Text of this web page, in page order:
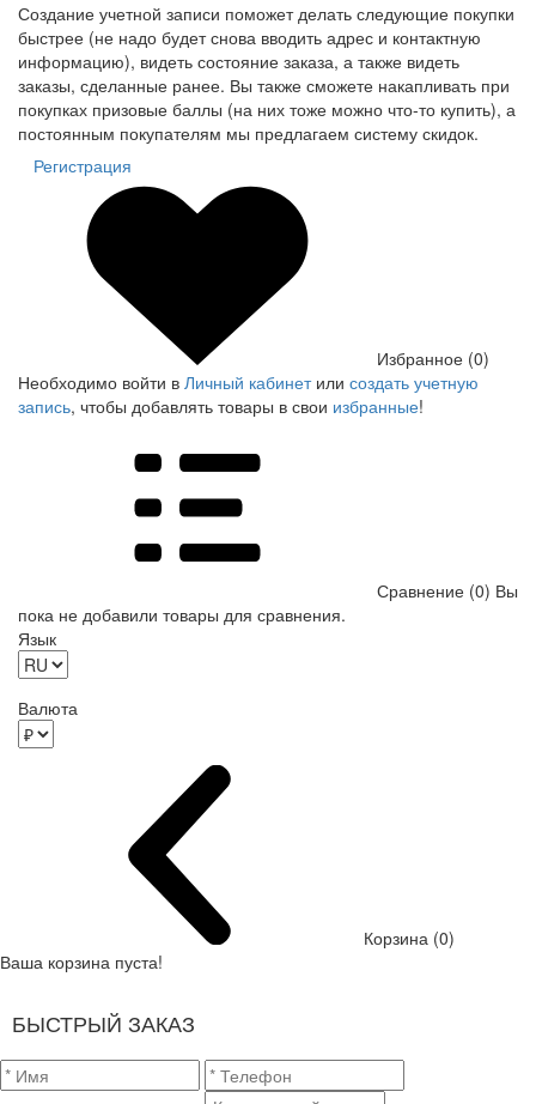
Создание учетной записи поможет делать следующие покупки
быстрее (не надо будет снова вводить адрес и контактную
информацию), видеть состояние заказа, а также видеть
заказы, сделанные ранее. Вы также сможете накапливать при
покупках призовые баллы (на них тоже можно что-то купить), а
постоянным покупателям мы предлагаем систему скидок.
Регистрация
Избранное (0)
Необходимо войти в Личный кабинетили создать учетную
запись, чтобы добавлять товары в свои избранные!
Сравнение (0) Вы
пока не добавили товары для сравнения.
Язык
Валюта
Корзина (0)
Ваша корзина пуста!
БЫСТРЫЙ ЗАКАЗ